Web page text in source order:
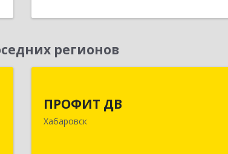
регионов
ПРОФИТ ДВ
Хабаровск
680000, Хабаровский край, Хабаровск
г, Муравьева-Амурского ул, дом № 25,